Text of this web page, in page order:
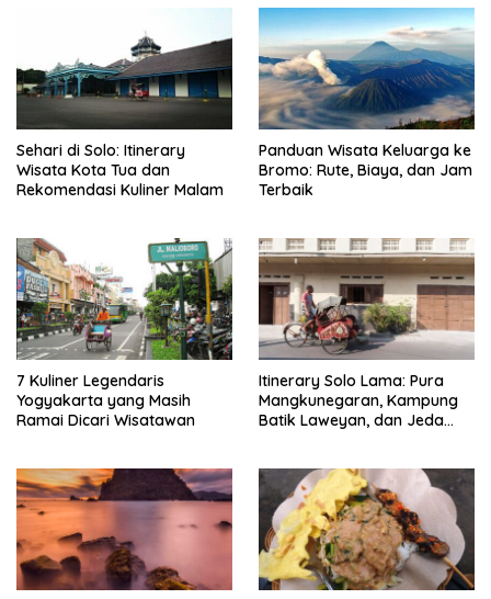
Sehari di Solo: Itinerary
Wisata Kota Tua dan
Rekomendasi Kuliner Malam
Panduan Wisata Keluarga ke
Bromo: Rute, Biaya, dan Jam
Terbaik
7 Kuliner Legendaris
Yogyakarta yang Masih
Ramai Dicari Wisatawan
Itinerary Solo Lama: Pura
Mangkunegaran, Kampung
Batik Laweyan, dan Jeda